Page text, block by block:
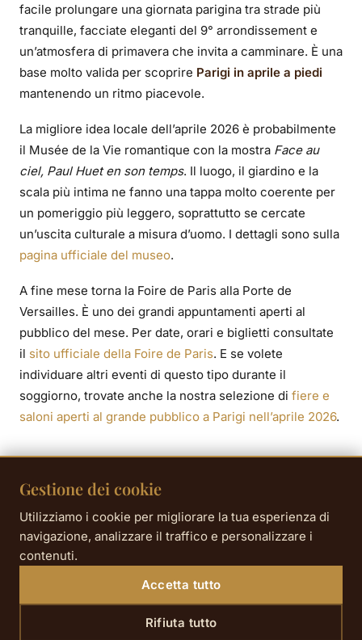
facile prolungare una giornata parigina tra strade più
tranquille, facciate eleganti del 9° arrondissement e
un’atmosfera di primavera che invita a camminare. È una
base molto valida per scoprire Parigi in aprile a piedi
mantenendo un ritmo piacevole.
La migliore idea locale dell’aprile 2026 è probabilmente
il Musée de la Vie romantique con la mostra Face au
ciel, Paul Huet en son temps. Il luogo, il giardino e la
scala più intima ne fanno una tappa molto coerente per
un pomeriggio più leggero, soprattutto se cercate
un’uscita culturale a misura d’uomo. I dettagli sono sulla
pagina ufficiale del museo.
A fine mese torna la Foire de Paris alla Porte de
Versailles. È uno dei grandi appuntamenti aperti al
pubblico del mese. Per date, orari e biglietti consultate
il sito ufficiale della Foire de Paris. E se volete
individuare altri eventi di questo tipo durante il
soggiorno, trovate anche la nostra selezione di fiere e
saloni aperti al grande pubblico a Parigi nell’aprile 2026.
seconda del tipo di soggiorno?
In coppia:abbinate il Musée de la Vie romantique a
una passeggiata al Parc Monceau, poi prenotate una
serata al Palais Garnier per dare vero spessore al
weekend.
puntate su una grande mostra o su una
Gestione dei cookie
Utilizziamo i cookie per migliorare la tua esperienza di
navigazione, analizzare il traffico e personalizzare i
contenuti.
Accetta tutto
Rifiuta tutto